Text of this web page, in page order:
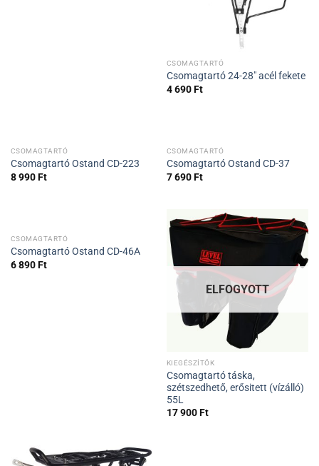
CSOMAGTARTÓ
Csomagtartó 24-28″ acél fekete
4 690Ft
CSOMAGTARTÓ
Csomagtartó Ostand CD-223
8 990Ft
CSOMAGTARTÓ
Csomagtartó Ostand CD-37
7 690Ft
CSOMAGTARTÓ
Csomagtartó Ostand CD-46A
6 890Ft
ELFOGYOTT
KIEGÉSZÍTŐK
Csomagtartó táska,
szétszedhető, erősitett (vízálló)
55L
17 900Ft